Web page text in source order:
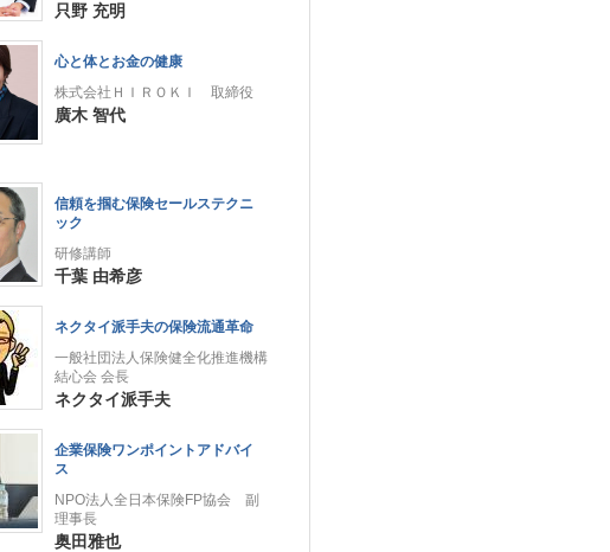
只野 充明
心と体とお金の健康
株式会社ＨＩＲＯＫＩ 取締役
廣木 智代
信頼を掴む保険セールステクニ
ック
研修講師
千葉 由希彦
ネクタイ派手夫の保険流通革命
一般社団法人保険健全化推進機構
結心会 会長
ネクタイ派手夫
企業保険ワンポイントアドバイ
ス
NPO法人全日本保険FP協会 副
理事長
奥田雅也